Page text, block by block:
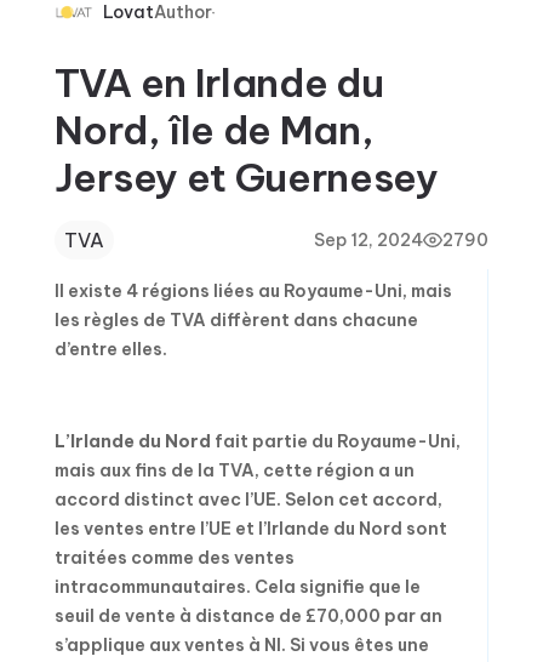
LovatAuthor
TVA en Irlande du
Nord, île de Man,
Jersey et Guernesey
TVA Sep 12, 2024 2790
Il existe 4 régions liées au Royaume-Uni, mais
les règles de TVA diffèrent dans chacune
d’entre elles.
L’Irlande du Nord fait partie du Royaume-Uni,
mais aux fins de la TVA, cette région a un
accord distinct avec l’UE. Selon cet accord,
les ventes entre l’UE et l’Irlande du Nord sont
traitées comme des ventes
intracommunautaires. Cela signifie que le
seuil de vente à distance de £70,000 par an
s’applique aux ventes à NI. Si vous êtes une